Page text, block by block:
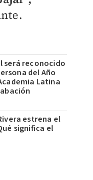
será reconocido
del Año
Latina
estrena el
significa el